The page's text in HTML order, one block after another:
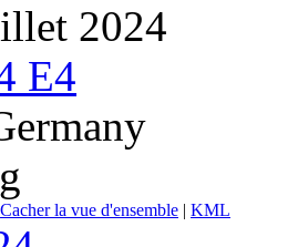
2024
E4
Cacher la vue d'ensemble | KML